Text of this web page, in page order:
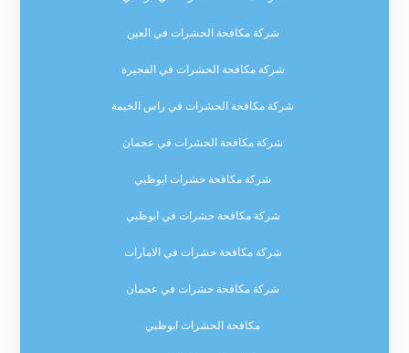
شركة مكافحة الحشرات في العين
شركة مكافحة الحشرات في الفجيرة
شركة مكافحة الحشرات في راس الخيمة
شركة مكافحة الحشرات في عجمان
شركة مكافحة حشرات ابوظبي
شركة مكافحة حشرات في ابوظبي
شركة مكافحة حشرات في الامارات
شركة مكافحة حشرات في عجمان
مكافحة الحشرات ابوظبي